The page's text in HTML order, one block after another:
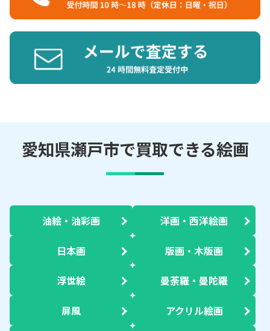
愛知県瀬戸市で買取できる絵画
油絵・油彩画 洋画・西洋絵画
日本画 版画・木版画
浮世絵 曼荼羅・曼陀羅
屏風 アクリル絵画